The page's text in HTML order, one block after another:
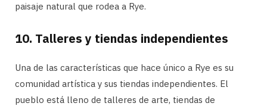
paisaje natural que rodea a Rye.
10. Talleres y tiendas independientes
Una de las características que hace único a Rye es su
comunidad artística y sus tiendas independientes. El
pueblo está lleno de talleres de arte, tiendas de